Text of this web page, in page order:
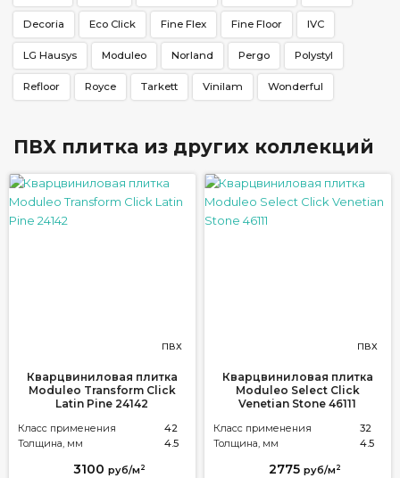
Decoria Eco Click Fine Flex Fine Floor IVC
LG Hausys Moduleo Norland Pergo Polystyl
Refloor Royce Tarkett Vinilam Wonderful
ПВХ плитка из других коллекций
ПВХ
Кварцвиниловая плитка
Moduleo Transform Click
Latin Pine 24142
Класс применения
42
Толщина, мм
4.5
3100 руб/м 2
ПВХ
Кварцвиниловая плитка
Moduleo Select Click
Venetian Stone 46111
Класс применения
32
Толщина, мм
4.5
2775 руб/м 2